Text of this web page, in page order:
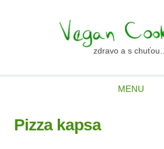
vegancooking.skzdravo a s chuťou…
MENU
Pizza kapsa